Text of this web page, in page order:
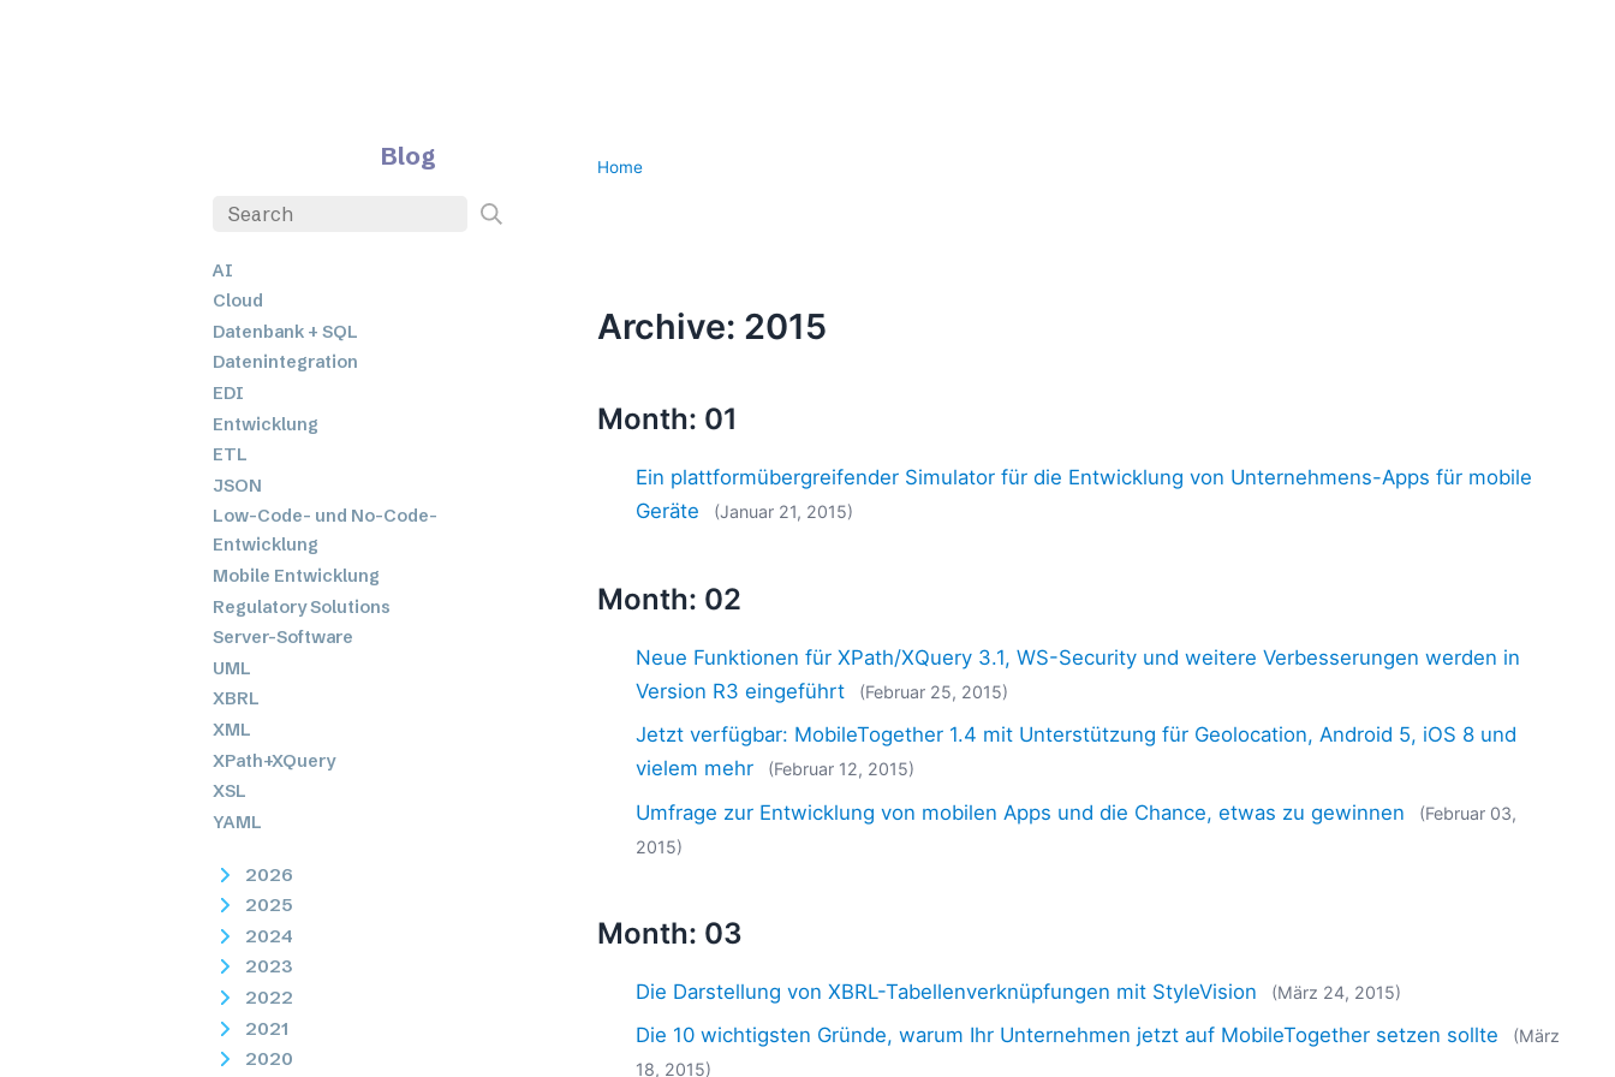
Blog
AI
Cloud
Datenbank + SQL
Datenintegration
EDI
Entwicklung
ETL
JSON
Low-Code- und No-Code-
Entwicklung
Mobile Entwicklung
Regulatory Solutions
Server-Software
UML
XBRL
XML
XPath+XQuery
XSL
YAML
2026
2025
2024
2023
2022
2021
2020
Home
Archive: 2015
Month: 01
Ein plattformübergreifender Simulator für die Entwicklung von Unternehmens-Apps für mobile
Geräte
(Januar 21, 2015)
Month: 02
Neue Funktionen für XPath/XQuery 3.1, WS-Security und weitere Verbesserungen werden in
Version R3 eingeführt
(Februar 25, 2015)
Jetzt verfügbar: MobileTogether 1.4 mit Unterstützung für Geolocation, Android 5, iOS 8 und
vielem mehr
(Februar 12, 2015)
Umfrage zur Entwicklung von mobilen Apps und die Chance, etwas zu gewinnen
(Februar 03,
2015)
Month: 03
Die Darstellung von XBRL-Tabellenverknüpfungen mit StyleVision (März 24, 2015)
Die 10 wichtigsten Gründe, warum Ihr Unternehmen jetzt auf MobileTogether setzen sollte
(März
18, 2015)